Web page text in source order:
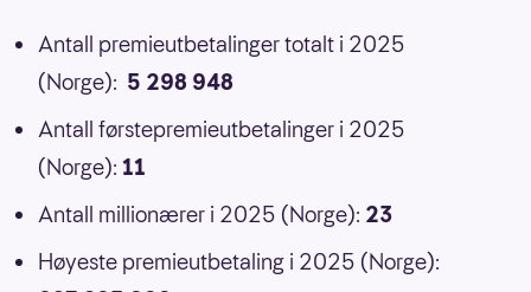
Antall premieutbetalinger totalt i 2025
(Norge): 5 298 948
Antall førstepremieutbetalinger i 2025
(Norge): 11
Antall millionærer i 2025 (Norge): 23
Høyeste premieutbetaling i 2025 (Norge):